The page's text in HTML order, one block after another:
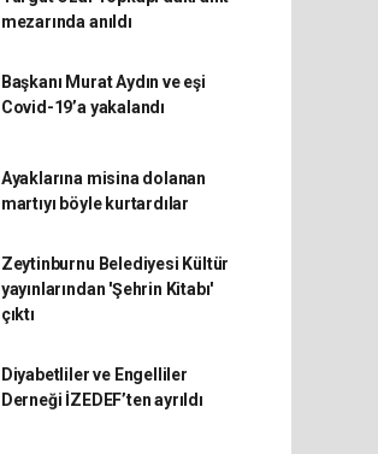
mezarında anıldı
Başkanı Murat Aydın ve eşi
Covid-19’a yakalandı
Ayaklarına misina dolanan
martıyı böyle kurtardılar
Zeytinburnu Belediyesi Kültür
yayınlarından 'Şehrin Kitabı'
çıktı
Diyabetliler ve Engelliler
Derneği İZEDEF’ten ayrıldı